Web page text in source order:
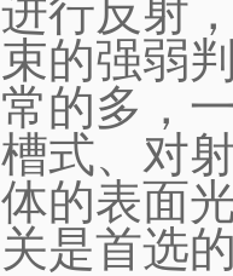
进行反射
束的强弱
常的多，
槽式、对
体的表面
关是首选